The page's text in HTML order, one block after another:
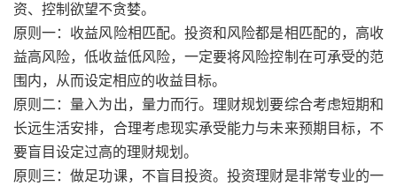
资、控制欲望不贪婪。
原则一：收益风险相匹配。投资和风险都是相匹配的，高收
益高风险，低收益低风险，一定要将风险控制在可承受的范
围内，从而设定相应的收益目标。
原则二：量入为出，量力而行。理财规划要综合考虑短期和
长远生活安排，合理考虑现实承受能力与未来预期目标，不
要盲目设定过高的理财规划。
原则三：做足功课，不盲目投资。投资理财是非常专业的一